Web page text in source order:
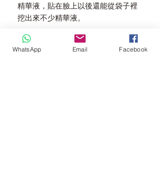
精華液，貼在臉上以後還能從袋子裡
挖出來不少精華液。
🌸天然原料、肌膚盡顯水潤亮澤
面膜採用親膚性極強的AHI紅衫木面
WhatsApp Email Facebook